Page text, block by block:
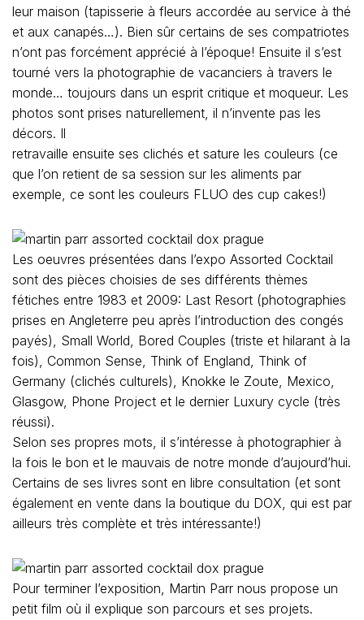
leur maison (tapisserie à fleurs accordée au service à thé
et aux canapés…). Bien sûr certains de ses compatriotes
n’ont pas forcément apprécié à l’époque! Ensuite il s’est
tourné vers la photographie de vacanciers à travers le
monde… toujours dans un esprit critique et moqueur. Les
photos sont prises naturellement, il n’invente pas les
décors. Il
retravaille ensuite ses clichés et sature les couleurs (ce
que l’on retient de sa session sur les aliments par
exemple, ce sont les couleurs FLUO des cup cakes!)
Les oeuvres présentées dans l’expo Assorted Cocktail
sont des pièces choisies de ses différents thèmes
fétiches entre 1983 et 2009: Last Resort (photographies
prises en Angleterre peu après l’introduction des congés
payés), Small World, Bored Couples (triste et hilarant à la
fois), Common Sense, Think of England, Think of
Germany (clichés culturels), Knokke le Zoute, Mexico,
Glasgow, Phone Project et le dernier Luxury cycle (très
réussi).
Selon ses propres mots, il s’intéresse à photographier à
la fois le bon et le mauvais de notre monde d’aujourd’hui.
Certains de ses livres sont en libre consultation (et sont
également en vente dans la boutique du DOX, qui est par
ailleurs très complète et très intéressante!)
Pour terminer l’exposition, Martin Parr nous propose un
petit film où il explique son parcours et ses projets.